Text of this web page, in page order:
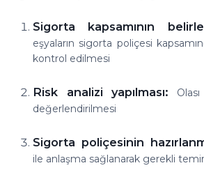
Sigorta kapsamının
eşyaların sigorta poliçesi
kontrol edilmesi
Risk analizi yapılması:
değerlendirilmesi
Sigorta poliçesinin
ile anlaşma sağlanarak gerekli